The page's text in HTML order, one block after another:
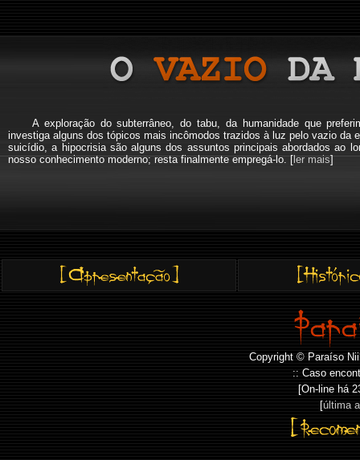
A exploração do subterrâneo, do tabu, da humanidade que
investiga alguns dos tópicos mais incômodos trazidos à luz pelo vazio da
suicídio, a hipocrisia são alguns dos assuntos principais abordados ao
nosso conhecimento moderno; resta finalmente empregá-lo. [ler mais]
Copyright © Paraíso
:: Caso
[On-line há
[última